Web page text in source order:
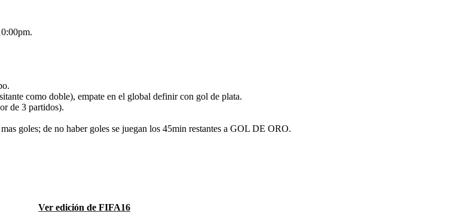
como doble), empate en el global definir con gol de plata.
de 3 partidos).
goles; de no haber goles se juegan los 45min restantes a GOL DE ORO.
Ver edición de FIFA16